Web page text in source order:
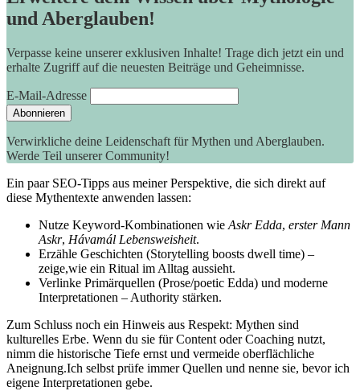
und Aberglauben!
Verpasse keine unserer exklusiven Inhalte! Trage dich jetzt ein und
erhalte Zugriff auf die neuesten Beiträge und Geheimnisse.
E-Mail-Adresse
Verwirkliche deine Leidenschaft für Mythen und Aberglauben.
Werde Teil unserer Community!
Ein paar​ SEO-Tipps aus meiner Perspektive, die sich direkt auf
diese Mythentexte anwenden lassen:
Nutze‌ Keyword-Kombinationen wie Askr Edda, erster Mann
Askr, Hávamál Lebensweisheit.
Erzähle Geschichten (Storytelling ​boosts dwell time) –
zeige,wie ein Ritual im Alltag⁣ aussieht.
Verlinke Primärquellen (Prose/poetic Edda) und⁤ moderne
Interpretationen – ⁤Authority stärken.
Zum Schluss noch ein ‍Hinweis aus ⁣Respekt: Mythen sind
⁤kulturelles Erbe. ⁢Wenn du sie⁤ für Content ‍oder Coaching ⁢nutzt, ​
nimm die historische Tiefe ernst und‌ vermeide oberflächliche
Aneignung.Ich selbst ‌prüfe immer​ Quellen ​und nenne ‌sie, ‌bevor ich
eigene ⁣Interpretationen gebe.